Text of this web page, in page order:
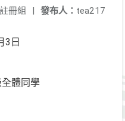
發布人： tea217
註冊組 |
3日
體同學